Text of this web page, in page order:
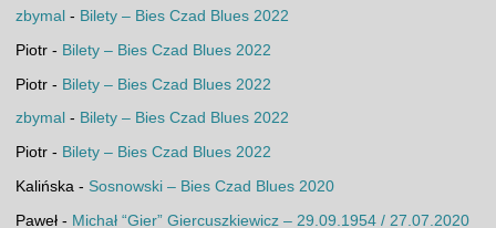
zbymal - Bilety – Bies Czad Blues 2022
Piotr- Bilety – Bies Czad Blues 2022
Piotr- Bilety – Bies Czad Blues 2022
zbymal - Bilety – Bies Czad Blues 2022
Piotr- Bilety – Bies Czad Blues 2022
Kalińska - Sosnowski – Bies Czad Blues 2020
Paweł- Michał “Gier” Giercuszkiewicz – 29.09.1954 / 27.07.2020